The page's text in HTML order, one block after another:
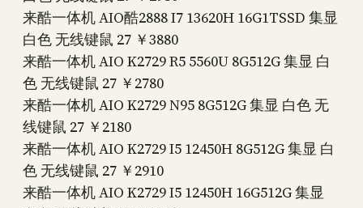
来酷一体机 AIO酷2888 I7 13620H 16G1TSSD 集显
白色 无线键鼠 27 ￥3880
来酷一体机 AIO K2729 R5 5560U 8G512G 集显 白
色 无线键鼠 27 ￥2780
来酷一体机 AIO K2729 N95 8G512G 集显 白色 无
线键鼠 27 ￥2180
来酷一体机 AIO K2729 I5 12450H 8G512G 集显 白
色 无线键鼠 27 ￥2910
来酷一体机 AIO K2729 I5 12450H 16G512G 集显